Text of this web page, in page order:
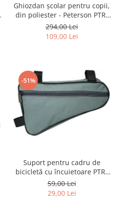
Ghiozdan școlar pentru copii,
din poliester - Peterson PTR-
PTN BIEDRONKA G28
294,00 Lei
109,00 Lei
-51%
Suport pentru cadru de
bicicletă cu încuietoare PTR-
AR-S-101
59,00 Lei
29,00 Lei